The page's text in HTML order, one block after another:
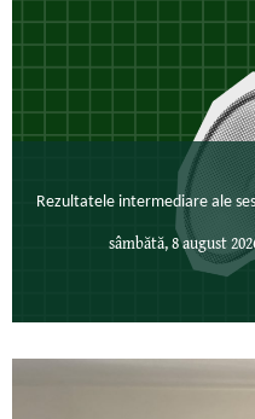
Rezultatele intermediare ale
sâmbătă, 8 august